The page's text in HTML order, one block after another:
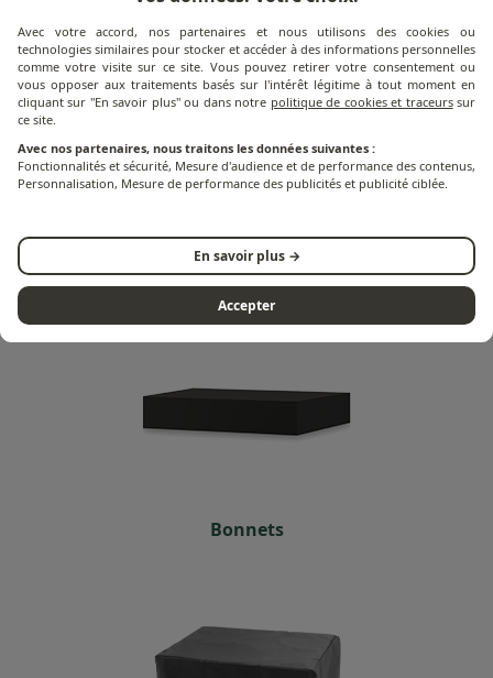
Planchas
Bonnets
Avec votre accord, nos partenaires et nous utilisons des cookies ou
technologies similaires pour stocker et accéder à des informations personnelles
comme votre visite sur ce site. Vous pouvez retirer votre consentement ou
vous opposer aux traitements basés sur l'intérêt légitime à tout moment en
cliquant sur "En savoir plus" ou dans notre politique de cookies et traceurssur
ce site.
Avec nos partenaires, nous traitons les données suivantes :
Fonctionnalités et sécurité, Mesure d'audience et de performance des contenus,
Personnalisation, Mesure de performance des publicités et publicité ciblée.
En savoir plus →
Accepter